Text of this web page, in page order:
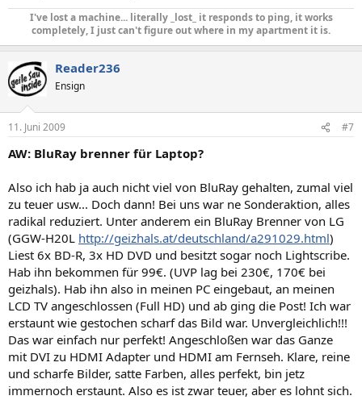
I've lost a machine... literally _lost_ it responds to ping, it works
completely, I just can't figure out where in my apartment it is.
Reader236
Ensign
11. Juni 2009 #7
AW: BluRay brenner für Laptop?
Also ich hab ja auch nicht viel von BluRay gehalten, zumal viel
zu teuer usw... Doch dann! Bei uns war ne Sonderaktion, alles
radikal reduziert. Unter anderem ein BluRay Brenner von LG
(GGW-H20L http://geizhals.at/deutschland/a291029.html)
Liest 6x BD-R, 3x HD DVD und besitzt sogar noch Lightscribe.
Hab ihn bekommen für 99€. (UVP lag bei 230€, 170€ bei
geizhals). Hab ihn also in meinen PC eingebaut, an meinen
LCD TV angeschlossen (Full HD) und ab ging die Post! Ich war
erstaunt wie gestochen scharf das Bild war. Unvergleichlich!!!
Das war einfach nur perfekt! Angeschloßen war das Ganze
mit DVI zu HDMI Adapter und HDMI am Fernseh. Klare, reine
und scharfe Bilder, satte Farben, alles perfekt, bin jetz
immernoch erstaunt. Also es ist zwar teuer, aber es lohnt sich.